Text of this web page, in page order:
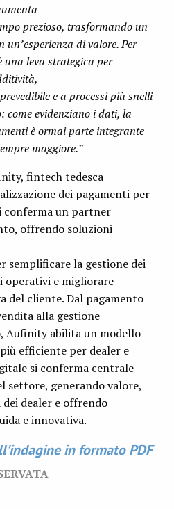
prezioso, trasformando un
di valore. Per
una leva strategica per
e a processi più snelli
come evidenziano i dati, la
è ormai parte integrante
maggiore.”
fintech tedesca
dei pagamenti per
conferma un partner
offrendo soluzioni
semplificare la gestione dei
operativi e migliorare
del cliente. Dal pagamento
alla gestione
Aufinity abilita un modello
efficiente per dealer e
si conferma centrale
settore, generando valore,
dealer e offrendo
e innovativa.
in formato PDF